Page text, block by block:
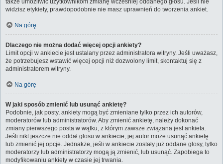
także umożliwić użytkownikom zmianę wcześniej oddanego głosu. Jeśli nie
widzisz etykiety, prawdopodobnie nie masz uprawnień do tworzenia ankiet.
Na górę
Dlaczego nie można dodać więcej opcji ankiety?
Limit opcji w ankiecie jest ustalany przez administratora witryny. Jeśli uważasz,
że potrzebujesz wstawić więcej opcji niż dozwolony limit, skontaktuj się z
administratorem witryny.
Na górę
W jaki sposób zmienić lub usunąć ankietę?
Podobnie, jak posty, ankiety mogą być zmieniane tylko przez ich autorów,
moderatorów lub administratorów. Aby zmienić ankietę, należy dokonać
zmiany pierwszego posta w wątku, z którym zawsze związana jest ankieta.
Jeśli nikt jeszcze nie oddał głosu w ankiecie, jej autor może usunąć ankietę
lub zmienić jej opcje. Jednakże, jeśli w ankiecie zostały już oddane głosy, tylko
moderatorzy lub administratorzy mogą ją zmienić, lub usunąć. Zapobiega to
modyfikowaniu ankiety w czasie jej trwania.